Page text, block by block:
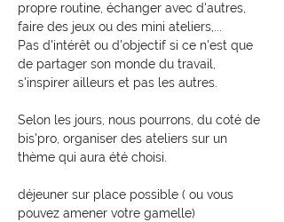
propre routine, échanger avec d'autres,
faire des jeux ou des mini ateliers,...
Pas d'intérêt ou d'objectif si ce n'est que
de partager son monde du travail,
s'inspirer ailleurs et pas les autres.
Selon les jours, nous pourrons, du coté de
bis'pro, organiser des ateliers sur un
thème qui aura été choisi.
déjeuner sur place possible ( ou vous
pouvez amener votre gamelle)